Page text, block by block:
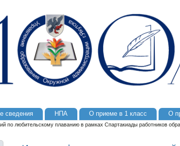
сведения НПА О приеме в 1 класс О
по любительскому плаванию в рамках Спартакиады работников